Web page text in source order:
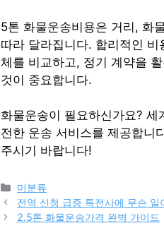
5톤 화물운송비용은 거리, 화
따라 달라집니다. 합리적인
체를 비교하고, 정기 계약을
것이 중요합니다.
화물운송이 필요하신가요?
전한 운송 서비스를 제공합니
주시기 바랍니다!
Categories
미분류
전역 신청 급증 특전사에 무슨 일
2.5톤 화물운송가격 완벽 가이드